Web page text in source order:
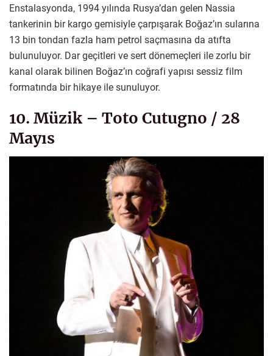
Enstalasyonda, 1994 yılında Rusya’dan gelen Nassia
tankerinin bir kargo gemisiyle çarpışarak Boğaz’ın sularına
13 bin tondan fazla ham petrol saçmasına da atıfta
bulunuluyor. Dar geçitleri ve sert dönemeçleri ile zorlu bir
kanal olarak bilinen Boğaz’ın coğrafi yapısı sessiz film
formatında bir hikaye ile sunuluyor.
10. Müzik – Toto Cutugno / 28
Mayıs